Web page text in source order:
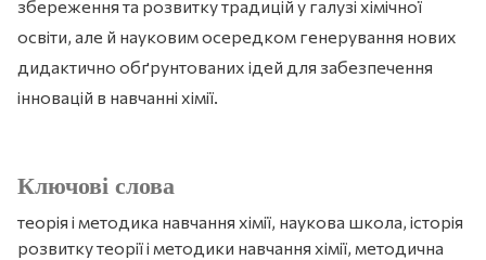
Ключові слова
теорія і методика навчання хімії, наукова школа, історія
розвитку теорії і методики навчання хімії, методична
збереження та розвитку традицій у галузі хімічної
освіти, але й науковим осередком генерування нових
дидактично обґрунтованих ідей для забезпечення
інновацій в навчанні хімії.